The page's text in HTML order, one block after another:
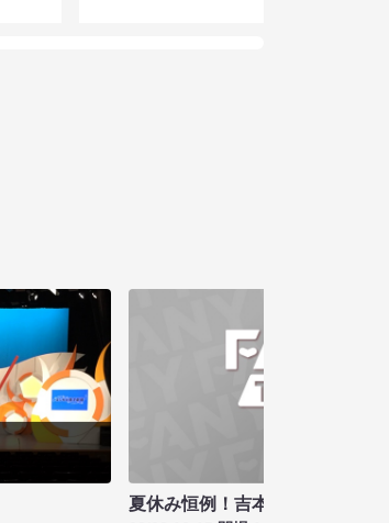
夏休み恒例！吉本新喜劇＆バラ